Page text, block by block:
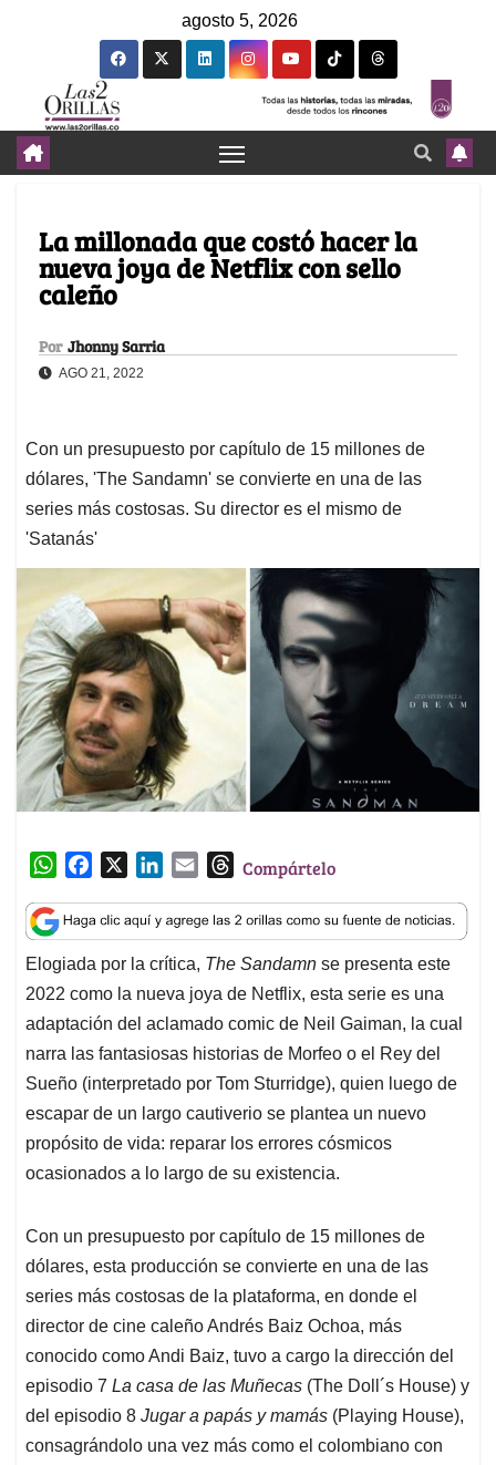
agosto 5, 2026
La millonada que costó hacer la
nueva joya de Netflix con sello
caleño
Por Jhonny Sarria
AGO 21, 2022
Con un presupuesto por capítulo de 15 millones de
dólares, 'The Sandamn' se convierte en una de las
series más costosas. Su director es el mismo de
'Satanás'
W
a
t
s
A
p
p
c
e
b
o
o
k
n
k
e
d
I
n
a
i
l
T
r
e
a
d
s
Compártelo
Elogiada por la crítica, The Sandamn se presenta este
2022 como la nueva joya de Netflix, esta serie es una
adaptación del aclamado comic de Neil Gaiman, la cual
narra las fantasiosas historias de Morfeo o el Rey del
Sueño (interpretado por Tom Sturridge), quien luego de
escapar de un largo cautiverio se plantea un nuevo
propósito de vida: reparar los errores cósmicos
ocasionados a lo largo de su existencia.
Con un presupuesto por capítulo de 15 millones de
dólares, esta producción se convierte en una de las
series más costosas de la plataforma, en donde el
director de cine caleño Andrés Baiz Ochoa, más
conocido como Andi Baiz, tuvo a cargo la dirección del
episodio 7 La casa de las Muñecas (The Doll´s House) y
del episodio 8 Jugar a papás y mamás (Playing House),
consagrándolo una vez más como el colombiano con